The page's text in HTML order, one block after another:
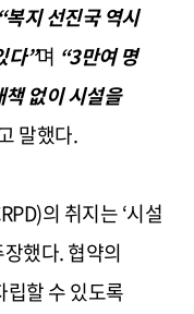
“복지 선진국 역시
다”며 “3만여 명
없이 시설을
말했다.
의 취지는 ‘시설
장했다. 협약의
할 수 있도록